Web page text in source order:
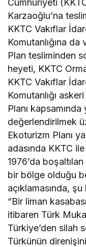
Cumhuriyeti
Karzaoğlu’na
KKTC Vakıflar
Komutanlığına da
Plan tesliminden
heyeti, KKTC
KKTC Vakıflar
Komutanlığı
Planı
değerlendirilmek
Ekoturizm Planı
adasında KKTC
1976’da
bir bölge olduğu
açıklamasında,
“Bir liman
itibaren Türk
Türkiye’den silah
Türkünün